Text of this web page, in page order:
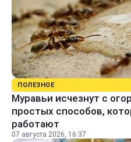
ПОЛЕЗНОЕ
Муравьи исчезнут с
простых способов,
работают
07 августа 2026, 16:37